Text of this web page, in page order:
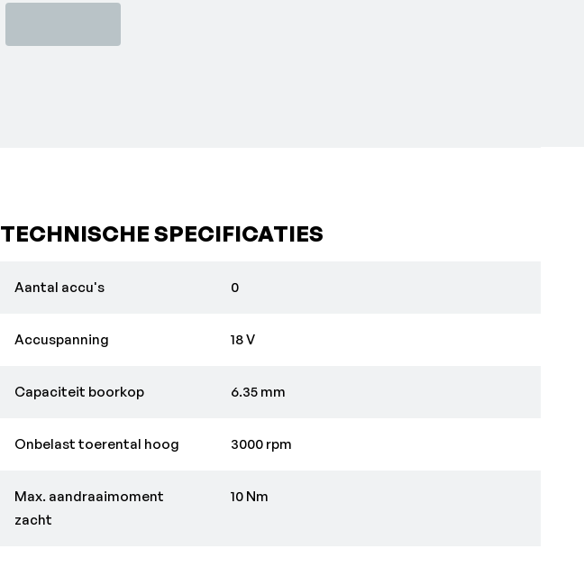
Precies schroeven door fijn instelbare dieptegeleider en geluidsarme
Diepte-aanslag, Magnetische bithouder 1/4" (6,35 mm), Phillips-schroefbit maat
Metabo
TECHNISCHE SPECIFICATIES
Aantal accu's 0
Accuspanning 18 V
Capaciteit boorkop 6.35 mm
Onbelast toerental hoog 3000 rpm
Max. aandraaimoment
zacht
10 Nm